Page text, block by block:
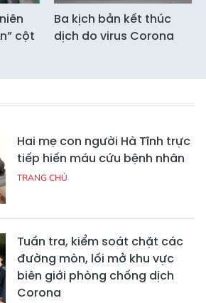
cột
Ba kịch bản kết thúc
dịch do virus Corona
Hai mẹ con người Hà Tĩnh trực
tiếp hiến máu cứu bệnh nhân
TRANG CHỦ
Tuần tra, kiểm soát chặt các
đường mòn, lối mở khu vực
biên giới phòng chống dịch
Corona